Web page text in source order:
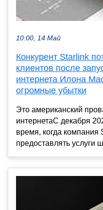
10:00, 14 Май
Конкурент Starlink
клиентов после
интернета Илона
огромные убытки
Это американский
интернетаС декабря
время, когда компания
предоставлять услуги